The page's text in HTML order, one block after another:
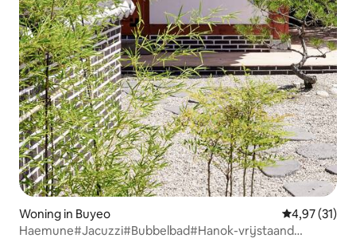
Woning in Buyeo Gemiddelde
4,97 (31)
Haemune#Jacuzzi#Bubbelbad#Hanok-vrijstaand